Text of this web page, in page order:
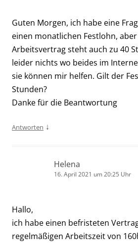
Guten Morgen, ich habe eine
einen monatlichen Festlohn,
Arbeitsvertrag steht auch zu 40
leider nichts wo beides im
sie können mir helfen. Gilt der
Stunden?
Danke für die Beantwortung
Antworten ↓
Helena
16. April 2021 um 20:25 Uhr
Hallo,
ich habe einen befristeten
regelmäßigen Arbeitszeit von